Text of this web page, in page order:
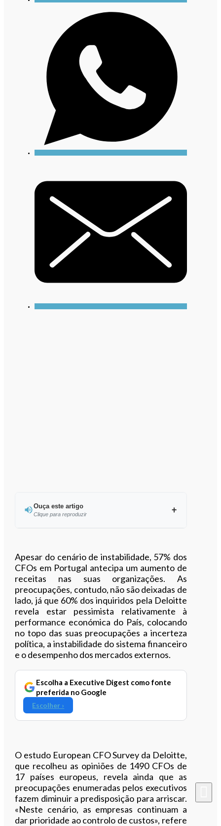
Ouça este artigo
Clique para reproduzir
Apesar do cenário de instabilidade, 57% dos
CFOs em Portugal antecipa um aumento de
receitas nas suas organizações. As
preocupações, contudo, não são deixadas de
lado, já que 60% dos inquiridos pela Deloitte
revela estar pessimista relativamente à
performance económica do País, colocando
no topo das suas preocupações a incerteza
política, a instabilidade do sistema financeiro
e o desempenho dos mercados externos.
Escolha a Executive Digest como fonte
preferida no Google
Escolher ›
O estudo European CFO Survey da Deloitte,
que recolheu as opiniões de 1490 CFOs de
17 países europeus, revela ainda que as
preocupações enumeradas pelos executivos
fazem diminuir a predisposição para arriscar.
«Neste cenário, as empresas continuam a
dar prioridade ao controlo de custos», refere